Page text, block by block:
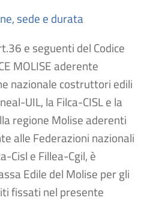
sede e durata
e seguenti del Codice
MOLISE aderente
nazionale costruttori edili
UIL, la Filca-CISL e la
regione Molise aderenti
alle Federazioni nazionali
Cisl e Fillea-Cgil, è
Edile del Molise per gli
fissati nel presente